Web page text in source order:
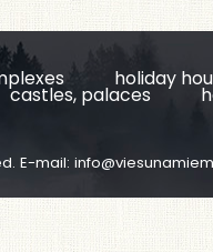
holiday
castles, palaces
E-mail: